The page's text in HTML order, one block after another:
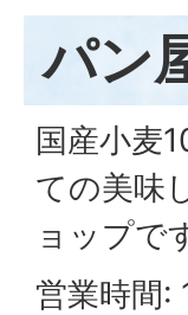
パン
国産小麦
ての美味
ョップで
営業時間: